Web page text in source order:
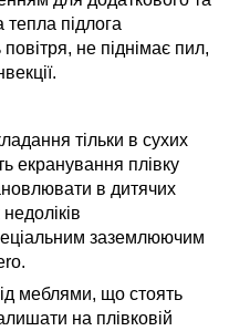
підлога
не піднімає пил,
тільки в сухих
екранування плівку
в дитячих
заземлюючим
меблями, що стоять
на плівковій